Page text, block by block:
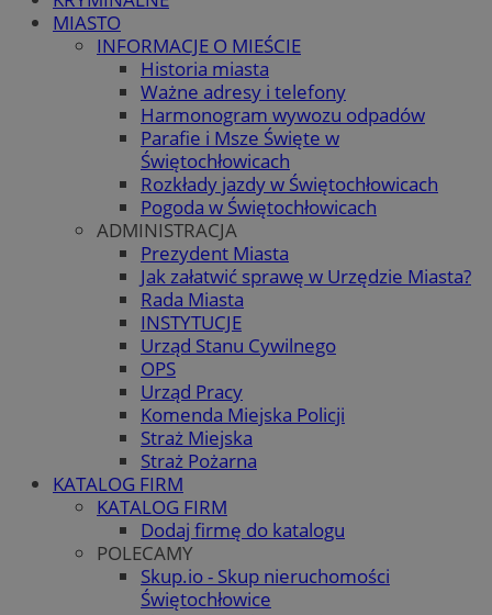
MIASTO
INFORMACJE O MIEŚCIE
Historia miasta
Ważne adresy i telefony
Harmonogram wywozu odpadów
Parafie i Msze Święte w
Świętochłowicach
Rozkłady jazdy w Świętochłowicach
Pogoda w Świętochłowicach
ADMINISTRACJA
Prezydent Miasta
Jak załatwić sprawę w Urzędzie Miasta?
Rada Miasta
INSTYTUCJE
Urząd Stanu Cywilnego
OPS
Urząd Pracy
Komenda Miejska Policji
Straż Miejska
Straż Pożarna
KATALOG FIRM
KATALOG FIRM
Dodaj firmę do katalogu
POLECAMY
Skup.io - Skup nieruchomości
Świętochłowice